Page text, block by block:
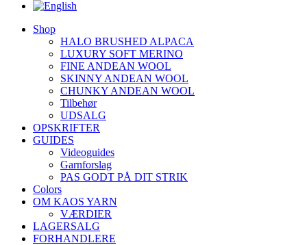
Shop
HALO BRUSHED ALPACA
LUXURY SOFT MERINO
FINE ANDEAN WOOL
SKINNY ANDEAN WOOL
CHUNKY ANDEAN WOOL
Tilbehør
UDSALG
OPSKRIFTER
GUIDES
Videoguides
Garnforslag
PAS GODT PÅ DIT STRIK
Colors
OM KAOS YARN
VÆRDIER
LAGERSALG
FORHANDLERE